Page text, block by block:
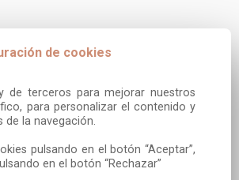
de cookies
de terceros para mejorar nuestros
para personalizar el contenido y
de la navegación.
pulsando en el botón “Aceptar”,
en el botón “Rechazar”